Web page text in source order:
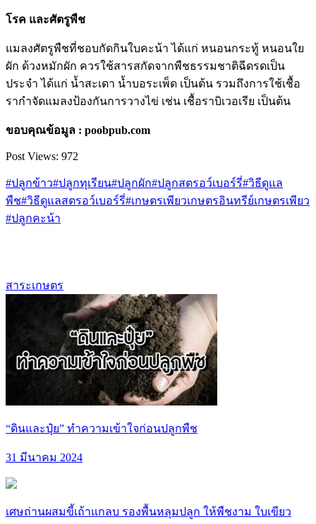
โรค และศัตรูพืช
แมลงศัตรูพืชที่ชอบกัดกินใบคะน้า ได้แก่ หนอนกระทู้ หนอนใย
ผัก ด้วงหมักผัก ควรใช้สารสกัดจากพืชธรรมชาติฉีดรดเป็น
ประจำ ได้แก่ น้ำสะเดา น้ำบอระเพ็ด เป็นต้น รวมถึงการใช้เชื้อ
รากำจัดแมลงป้องกันการวางไข่ เช่น เชื้อราบิเวอเรีย เป็นต้น
ขอบคุณข้อมูล : poobpub.com
Post Views: 972
#ปลูกข้าว#ปลูกทุเรียน#ปลูกผัก#ปลูกสตรอว์เบอร์รี่#วิธีดูแล
พืช#วิธีดูแลสตรอว์เบอร์รี่#เกษตรเพียวเกษตรอินทรีย์เกษตรเพียว
#ปลูกคะน้า
สาระเกษตร
“ดินและปุ๋ย” ทำความเข้าใจก่อนปลูกพืช
31 มีนาคม 2024
เศษถ่านผสมขี้เถ้าแกลบ รองพื้นหลุมปลูก ให้พืชงาม ใบเขียว